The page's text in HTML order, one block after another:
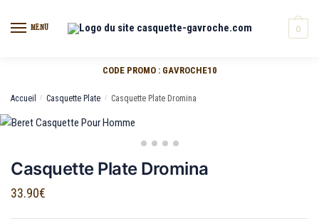
MENU 0
CODE PROMO : GAVROCHE10
Accueil / Casquette Plate / Casquette Plate Dromina
Casquette Plate Dromina
33.90€